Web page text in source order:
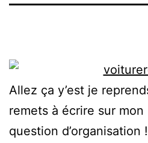
Allez ça y’est je
remets à écrire sur
question d’organisation !